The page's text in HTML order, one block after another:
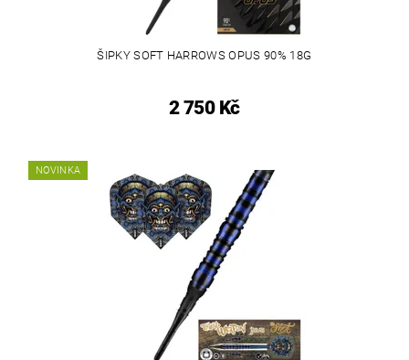
ŠIPKY SOFT HARROWS OPUS 90% 18G
2 750 Kč
NOVINKA